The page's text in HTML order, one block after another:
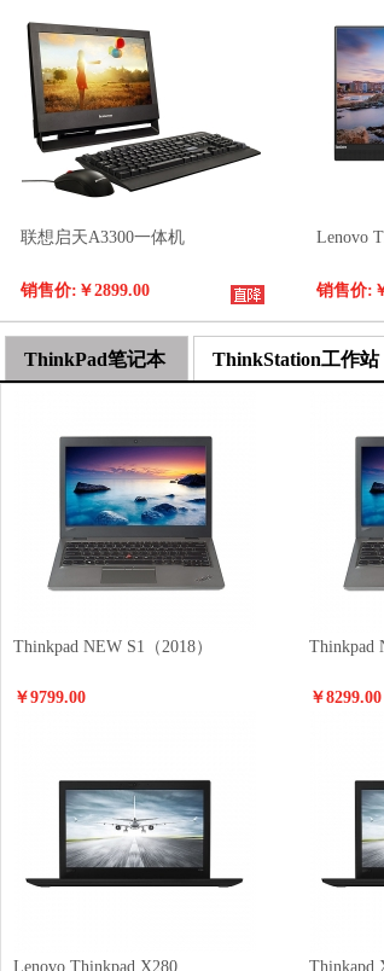
联想启天A3300一体机
销售价: ￥2899.00
Lenovo
销售价:
ThinkPad笔记本 ThinkStation工作站
Thinkpad NEW S1（2018）
￥9799.00
Thinkpad
￥8299.00
Lenovo Thinkpad X280 Thinkapd